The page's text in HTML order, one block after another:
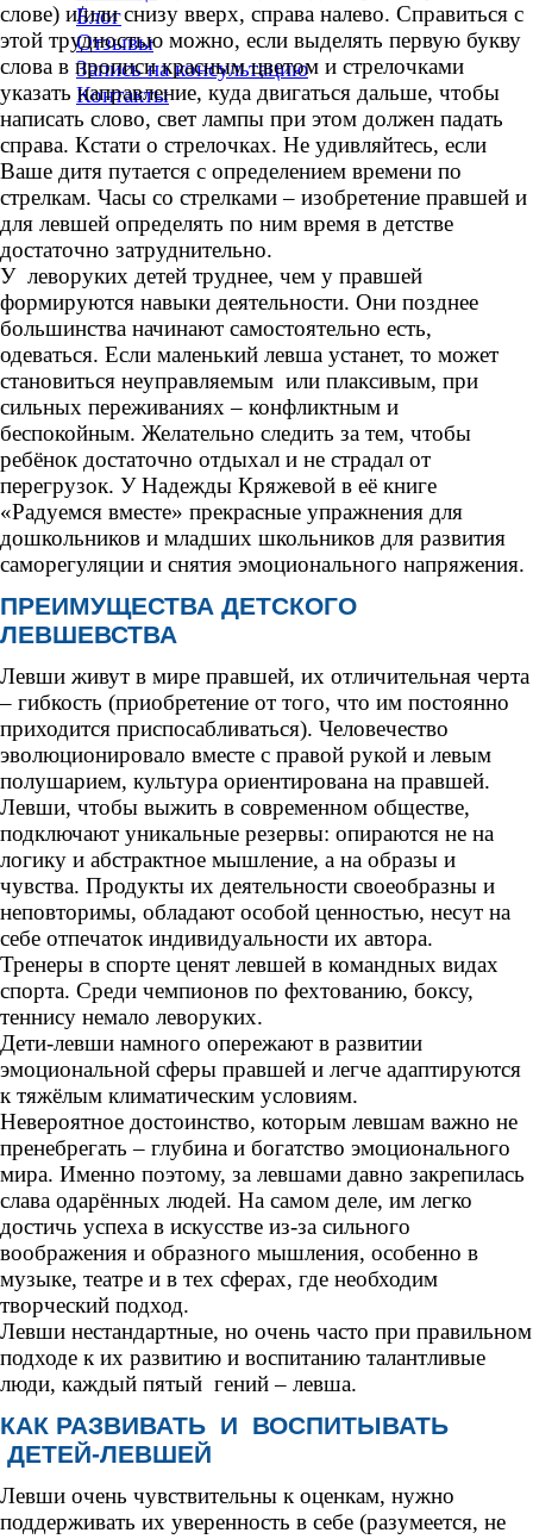
Блог
Отзывы
Запись на консультацию
Контакты
слове) и/или снизу вверх, справа налево. Справиться с
этой трудностью можно, если выделять первую букву
слова в прописи красным цветом и стрелочками
указать направление, куда двигаться дальше, чтобы
написать слово, свет лампы при этом должен падать
справа. Кстати о стрелочках. Не удивляйтесь, если
Ваше дитя путается с определением времени по
стрелкам. Часы со стрелками – изобретение правшей и
для левшей определять по ним время в детстве
достаточно затруднительно.
У леворуких детей труднее, чем у правшей
формируются навыки деятельности. Они позднее
большинства начинают самостоятельно есть,
одеваться. Если маленький левша устанет, то может
становиться неуправляемым или плаксивым, при
сильных переживаниях – конфликтным и
беспокойным. Желательно следить за тем, чтобы
ребёнок достаточно отдыхал и не страдал от
перегрузок. У Надежды Кряжевой в её книге
«Радуемся вместе» прекрасные упражнения для
дошкольников и младших школьников для развития
саморегуляции и снятия эмоционального напряжения.
ПРЕИМУЩЕСТВА ДЕТСКОГО
ЛЕВШЕВСТВА
Левши живут в мире правшей, их отличительная черта
– гибкость (приобретение от того, что им постоянно
приходится приспосабливаться). Человечество
эволюционировало вместе с правой рукой и левым
полушарием, культура ориентирована на правшей.
Левши, чтобы выжить в современном обществе,
подключают уникальные резервы: опираются не на
логику и абстрактное мышление, а на образы и
чувства. Продукты их деятельности своеобразны и
неповторимы, обладают особой ценностью, несут на
себе отпечаток индивидуальности их автора.
Тренеры в спорте ценят левшей в командных видах
спорта. Среди чемпионов по фехтованию, боксу,
теннису немало леворуких.
Дети-левши намного опережают в развитии
эмоциональной сферы правшей и легче адаптируются
к тяжёлым климатическим условиям.
Невероятное достоинство, которым левшам важно не
пренебрегать – глубина и богатство эмоционального
мира. Именно поэтому, за левшами давно закрепилась
слава одарённых людей. На самом деле, им легко
достичь успеха в искусстве из-за сильного
воображения и образного мышления, особенно в
музыке, театре и в тех сферах, где необходим
творческий подход.
Левши нестандартные, но очень часто при правильном
подходе к их развитию и воспитанию талантливые
люди, каждый пятый гений – левша.
КАК РАЗВИВАТЬ И ВОСПИТЫВАТЬ
ДЕТЕЙ-ЛЕВШЕЙ
Левши очень чувствительны к оценкам, нужно
поддерживать их уверенность в себе (разумеется, не